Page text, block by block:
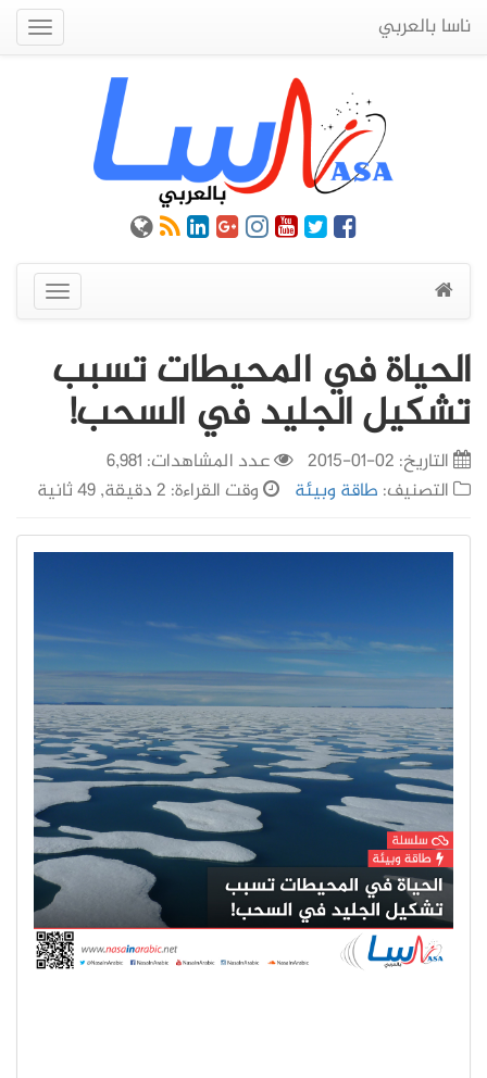
ناسا بالعربي
عرض
القائمة
الحياة في المحيطات تسبب
تشكيل الجليد في السحب!
التاريخ: 02-01-2015
عدد المشاهدات: 6,981
التصنيف: طاقة وبيئة وقت القراءة: 2 دقيقة, 49 ثانية